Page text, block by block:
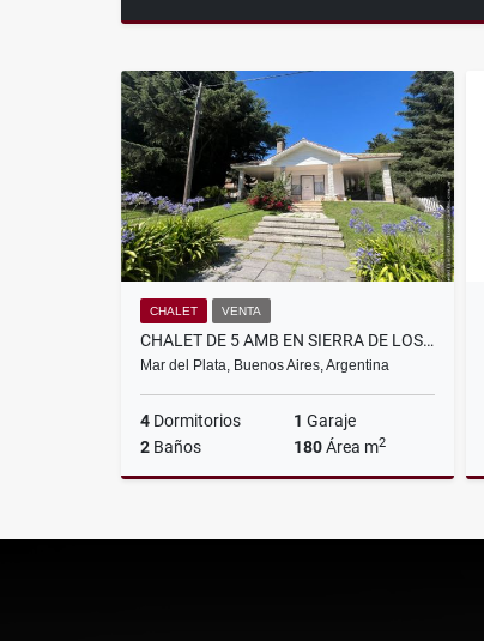
CHALET VENTA
CHALET DE 5 AMB EN SIERRA DE LOS PADRES
Mar del Plata, Buenos Aires, Argentina
4 Dormitorios 1 Garaje
2 Baños 180Área m2
US$160,000